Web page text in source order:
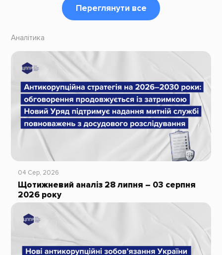
Переглянути все
Аналітика
04 Сер, 2026
Щотижневий аналіз 28 липня – 03 серпня
2026 року